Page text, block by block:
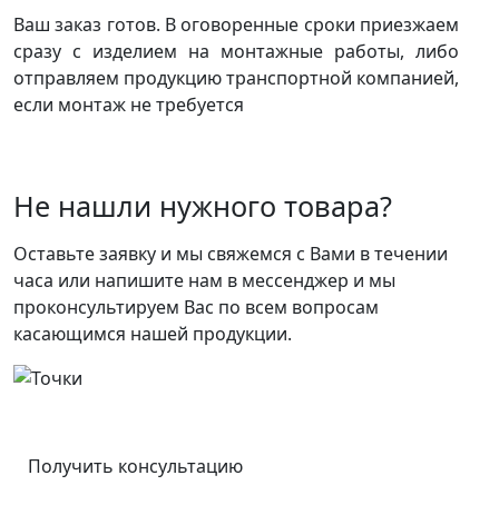
Ваш заказ готов. В оговоренные сроки приезжаем
сразу с изделием на монтажные работы, либо
отправляем продукцию транспортной компанией,
если монтаж не требуется
Не нашли нужного товара?
Оставьте заявку и мы свяжемся с Вами в течении
часа или напишите нам в мессенджер и мы
проконсультируем Вас по всем вопросам
касающимся нашей продукции.
Получить консультацию